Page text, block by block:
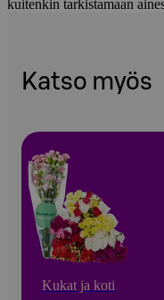
kuitenkin tarkistamaan
Katso myös
Kukat ja koti